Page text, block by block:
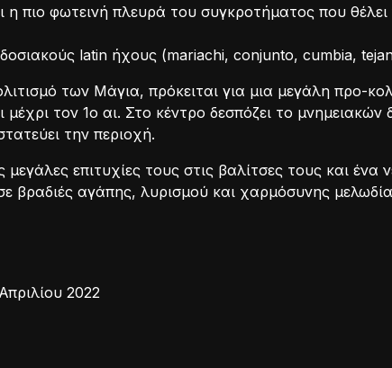
πιο φωτεινή πλευρά του συγκροτήματος που
latin ήχους (mariachi, conjunto, cumbia,
των Μάγια, πρόκειται για μια μεγάλη προ-
τον 1ο αι. Στο κέντρο δεσπόζει το
την περιοχή.
επιτυχίες τους στις βαλίτσες τους και ένα
βραδιές αγάπης, λυρισμού και χαρμόσυνης
2022